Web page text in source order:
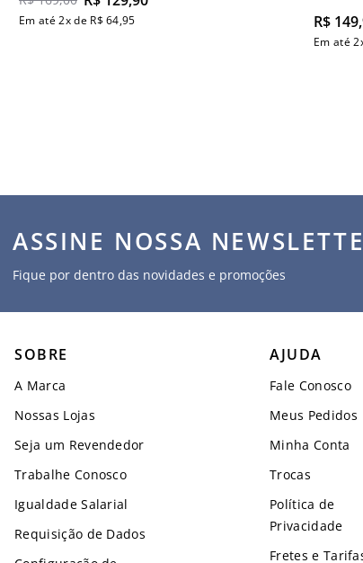
Em até2x de R$ 64,95 R$ 149,
Em até2
ASSINE NOSSA
Fique por dentro das novidades e promoções
SOBRE
A Marca
Nossas Lojas
Seja um Revendedor
Trabalhe Conosco
Igualdade Salarial
Requisição de Dados
AJUDA
Fale Conosco
Meus Pedidos
Minha Conta
Trocas
Política de
Privacidade
Fretes e